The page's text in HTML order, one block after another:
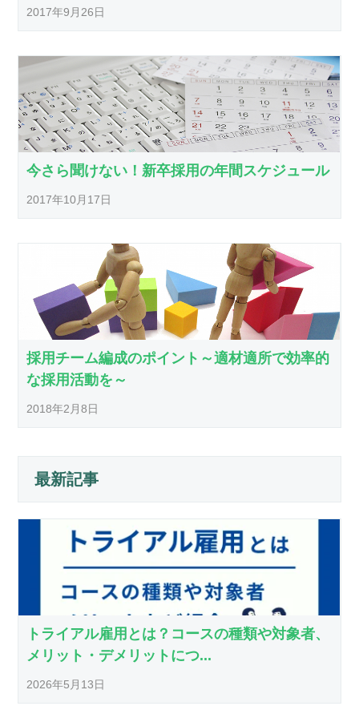
2017年9月26日
今さら聞けない！新卒採用の年間スケジュール
2017年10月17日
採用チーム編成のポイント～適材適所で効率的
な採用活動を～
2018年2月8日
最新記事
トライアル雇用とは？コースの種類や対象者、
メリット・デメリットにつ...
2026年5月13日